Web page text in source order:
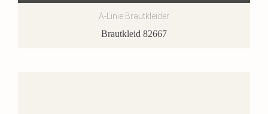
A-Linie Brautkleider
Brautkleid 82667